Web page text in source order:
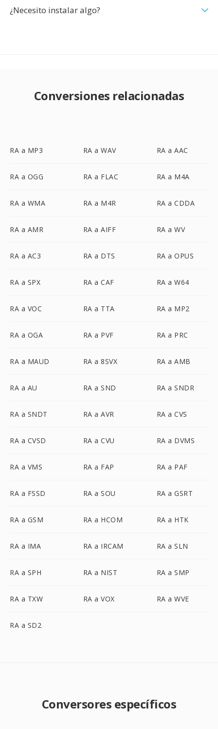
¿Necesito instalar algo?
Conversiones relacionadas
RA a MP3 RA a WAV RA a AAC
RA a OGG RA a FLAC RA a M4A
RA a WMA RA a M4R RA a CDDA
RA a AMR RA a AIFF RA a WV
RA a AC3 RA a DTS RA a OPUS
RA a SPX RA a CAF RA a W64
RA a VOC RA a TTA RA a MP2
RA a OGA RA a PVF RA a PRC
RA a MAUD RA a 8SVX RA a AMB
RA a AU RA a SND RA a SNDR
RA a SNDT RA a AVR RA a CVS
RA a CVSD RA a CVU RA a DVMS
RA a VMS RA a FAP RA a PAF
RA a FSSD RA a SOU RA a GSRT
RA a GSM RA a HCOM RA a HTK
RA a IMA RA a IRCAM RA a SLN
RA a SPH RA a NIST RA a SMP
RA a TXW RA a VOX RA a WVE
RA a SD2
Conversores específicos